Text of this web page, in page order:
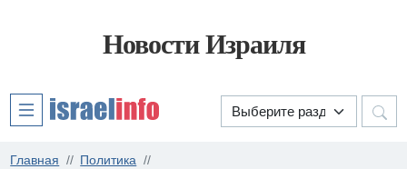
Новости Израиля
Главная
Политика